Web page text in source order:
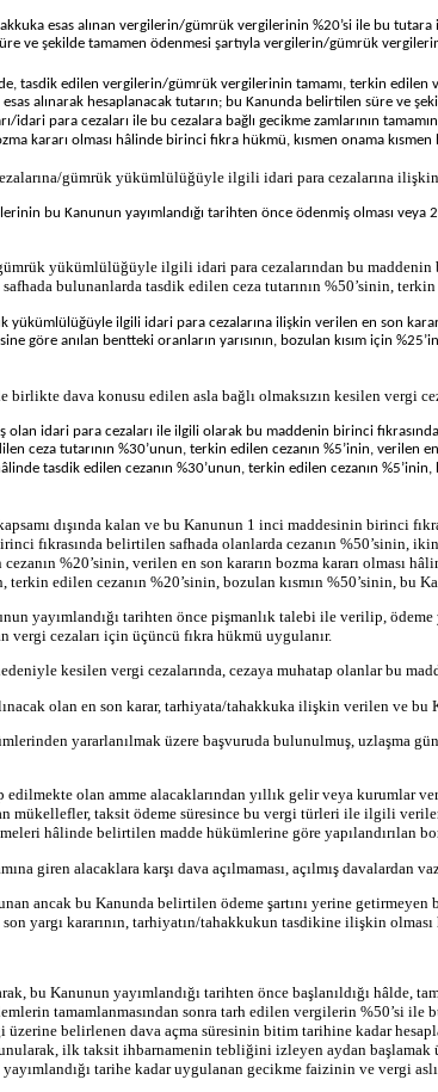
esas alınan vergilerin/gümrük vergilerinin %20’si ile bu tutara
ve şekilde tamamen ödenmesi şartıyla vergilerin/gümrük
tasdik edilen vergilerin/gümrük vergilerinin tamamı, terkin
esas alınarak hesaplanacak tutarın; bu Kanunda belirtilen süre
idari para cezaları ile bu cezalara bağlı gecikme zamlarının
kararı olması hâlinde birinci fıkra hükmü, kısmen onama
gümrük yükümlülüğüyle ilgili idari para cezalarına ilişkin
bu Kanunun yayımlandığı tarihten önce ödenmiş olması
yükümlülüğüyle ilgili idari para cezalarından bu
bulunanlarda tasdik edilen ceza tutarının %50’sinin,
yükümlülüğüyle ilgili idari para cezalarına ilişkin verilen en son
göre anılan bentteki oranların yarısının, bozulan kısım için
dava konusu edilen asla bağlı olmaksızın kesilen vergi
olan idari para cezaları ile ilgili olarak bu maddenin birinci
tutarının %30’unun, terkin edilen cezanın %5’inin, verilen
tasdik edilen cezanın %30’unun, terkin edilen cezanın
dışında kalan ve bu Kanunun 1 inci maddesinin birinci
fıkrasında belirtilen safhada olanlarda cezanın %50’sinin,
%20’sinin, verilen en son kararın bozma kararı olması
terkin edilen cezanın %20’sinin, bozulan kısmın %50’sinin,
yayımlandığı tarihten önce pişmanlık talebi ile verilip,
vergi cezaları için üçüncü fıkra hükmü uygulanır.
kesilen vergi cezalarında, cezaya muhatap olanlar bu
olan en son karar, tarhiyata/tahakkuka ilişkin verilen ve
yararlanılmak üzere başvuruda bulunulmuş, uzlaşma
edilmekte olan amme alacaklarından yıllık gelir veya
mükellefler, taksit ödeme süresince bu vergi türleri ile ilgili
hâlinde belirtilen madde hükümlerine göre yapılandırılan
giren alacaklara karşı dava açılmaması, açılmış davalardan
ancak bu Kanunda belirtilen ödeme şartını yerine
yargı kararının, tarhiyatın/tahakkukun tasdikine ilişkin
bu Kanunun yayımlandığı tarihten önce başlanıldığı hâlde,
tamamlanmasından sonra tarh edilen vergilerin %50’si ile
belirlenen dava açma süresinin bitim tarihine kadar
ilk taksit ihbarnamenin tebliğini izleyen aydan başlamak
tarihe kadar uygulanan gecikme faizinin ve vergi